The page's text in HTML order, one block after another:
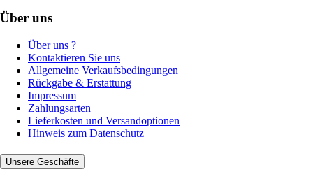
Über uns
Über uns ?
Kontaktieren Sie uns
Allgemeine Verkaufsbedingungen
Rückgabe & Erstattung
Impressum
Zahlungsarten
Lieferkosten und Versandoptionen
Hinweis zum Datenschutz
Unsere Geschäfte